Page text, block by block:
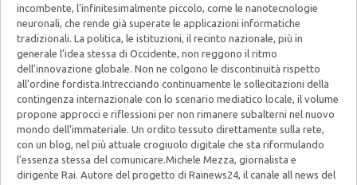
incombente, l’infinitesimalmente piccolo, come le nanotecnologie
neuronali, che rende già superate le applicazioni informatiche
tradizionali. La politica, le istituzioni, il recinto nazionale, più in
generale l’idea stessa di Occidente, non reggono il ritmo
dell’innovazione globale. Non ne colgono le discontinuità rispetto
all’ordine fordista.Intrecciando continuamente le sollecitazioni della
contingenza internazionale con lo scenario mediatico locale, il volume
propone approcci e riflessioni per non rimanere subalterni nel nuovo
mondo dell’immateriale. Un ordito tessuto direttamente sulla rete,
con un blog, nel più attuale crogiuolo digitale che sta riformulando
l’essenza stessa del comunicare.Michele Mezza, giornalista e
dirigente Rai. Autore del progetto di Rainews24, il canale all news del